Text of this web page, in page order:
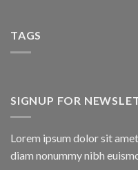
TAGS
SIGNUP FOR
Lorem ipsum dolor sit
diam nonummy nibh